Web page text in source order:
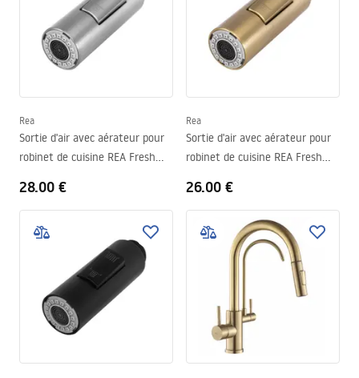
Rea
Sortie d'air avec aérateur pour
robinet de cuisine REA Fresh
28.00 €
Rea
Sortie d'air avec aérateur pour
robinet de cuisine REA Fresh
26.00 €